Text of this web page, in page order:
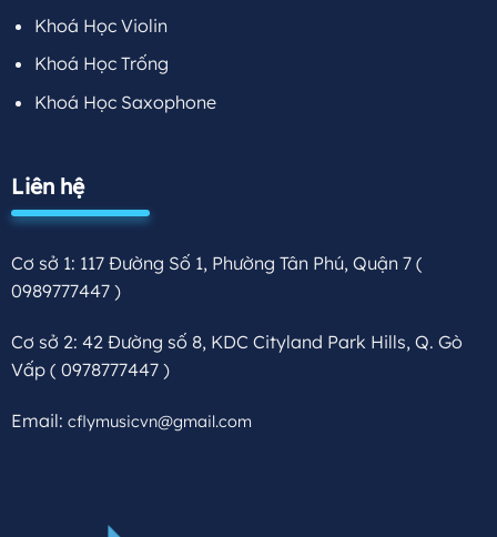
Khoá Học Violin
Khoá Học Trống
Khoá Học Saxophone
Liên hệ
Cơ sở 1: 117 Đường Số 1, Phường Tân Phú, Quận 7 (
0989777447 )
Cơ sở 2: 42 Đường số 8, KDC Cityland Park Hills, Q. Gò
Vấp( 0978777447 )
Email: cflymusicvn@gmail.com